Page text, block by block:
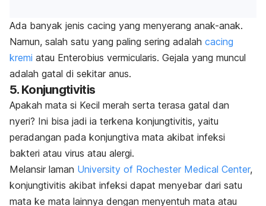
Ada banyak jenis cacing yang menyerang anak-anak.
Namun, salah satu yang paling sering adalah cacing
kremi atau Enterobius vermicularis. Gejala yang muncul
adalah gatal di sekitar anus.
5. Konjungtivitis
Apakah mata si Kecil merah serta terasa gatal dan
nyeri? Ini bisa jadi ia terkena konjungtivitis, yaitu
peradangan pada konjungtiva mata akibat infeksi
bakteri atau virus atau alergi.
Melansir laman University of Rochester Medical Center,
konjungtivitis akibat infeksi dapat menyebar dari satu
mata ke mata lainnya dengan menyentuh mata atau